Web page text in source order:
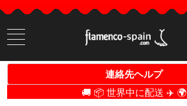
商
品
検
連絡先ヘルプ
🚚 📦 世界中に配送 ✈️ 🌍